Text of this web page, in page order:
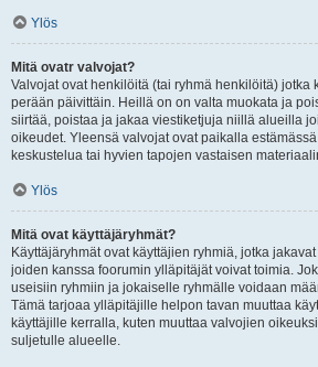
Ylös
Mitä ovatr valvojat?
Valvojat ovat henkilöitä (tai ryhmä henkilöitä) jotka
perään päivittäin. Heillä on on valta muokata ja
siirtää, poistaa ja jakaa viestiketjuja niillä alueilla
oikeudet. Yleensä valvojat ovat paikalla
keskustelua tai hyvien tapojen vastaisen
Ylös
Mitä ovat käyttäjäryhmät?
Käyttäjäryhmät ovat käyttäjien ryhmiä, jotka
joiden kanssa foorumin ylläpitäjät voivat toimia.
useisiin ryhmiin ja jokaiselle ryhmälle voidaan
Tämä tarjoaa ylläpitäjille helpon tavan muuttaa
käyttäjille kerralla, kuten muuttaa valvojien
suljetulle alueelle.